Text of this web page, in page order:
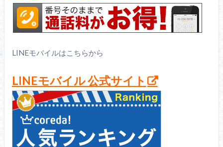
LINEモバイルはこちらから
LINEモバイル 公式サイト